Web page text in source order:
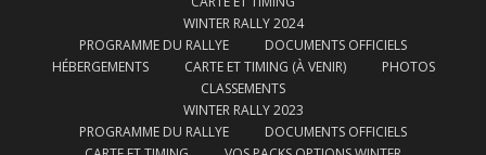
WINTER RALLY 2024
PROGRAMME DU RALLYE
DOCUMENTS OFFICIELS
HÉBERGEMENTS
CARTE ET TIMING (À VENIR)
PHOTOS
CLASSEMENTS
WINTER RALLY 2023
PROGRAMME DU RALLYE
DOCUMENTS OFFICIELS